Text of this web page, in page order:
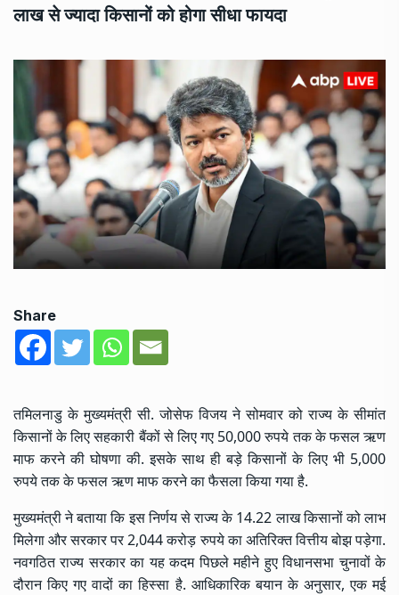
लाख से ज्यादा किसानों को होगा सीधा फायदा
Share
तमिलनाडु के मुख्यमंत्री सी. जोसेफ विजय ने सोमवार को राज्य के सीमांत
किसानों के लिए सहकारी बैंकों से लिए गए 50,000 रुपये तक के फसल ऋण
माफ करने की घोषणा की. इसके साथ ही बड़े किसानों के लिए भी 5,000
रुपये तक के फसल ऋण माफ करने का फैसला किया गया है.
मुख्यमंत्री ने बताया कि इस निर्णय से राज्य के 14.22 लाख किसानों को लाभ
मिलेगा और सरकार पर 2,044 करोड़ रुपये का अतिरिक्त वित्तीय बोझ पड़ेगा.
नवगठित राज्य सरकार का यह कदम पिछले महीने हुए विधानसभा चुनावों के
दौरान किए गए वादों का हिस्सा है. आधिकारिक बयान के अनुसार, एक मई